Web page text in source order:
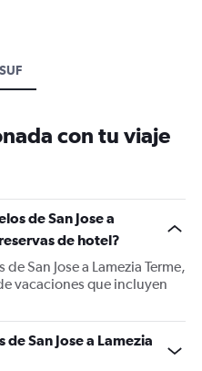
con tu viaje
de San Jose a
de hotel?
San Jose a Lamezia Terme,
vacaciones que incluyen
San Jose a Lamezia